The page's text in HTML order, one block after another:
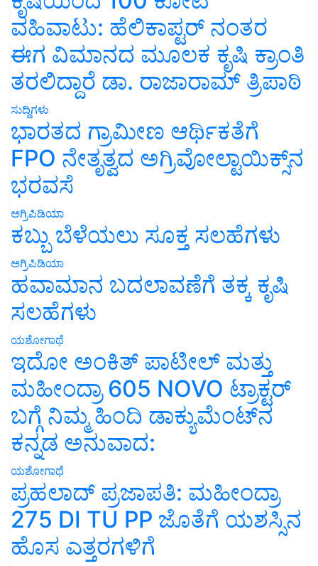
ವಹಿವಾಟು: ಹೆಲಿಕಾಪ್ಟರ್ ನಂತರ
ಈಗ ವಿಮಾನದ ಮೂಲಕ ಕೃಷಿ ಕ್ರಾಂತಿ
ತರಲಿದ್ದಾರೆ ಡಾ. ರಾಜಾರಾಮ್ ತ್ರಿಪಾಠಿ
ಸುದ್ದಿಗಳು
ಭಾರತದ ಗ್ರಾಮೀಣ ಆರ್ಥಿಕತೆಗೆ
FPO ನೇತೃತ್ವದ ಅಗ್ರಿವೋಲ್ಟಾಯಿಕ್ಸ್‌ನ
ಭರವಸೆ
ಅಗ್ರಿಪಿಡಿಯಾ
ಕಬ್ಬು ಬೆಳೆಯಲು ಸೂಕ್ತ ಸಲಹೆಗಳು
ಅಗ್ರಿಪಿಡಿಯಾ
ಹವಾಮಾನ ಬದಲಾವಣೆಗೆ ತಕ್ಕ ಕೃಷಿ
ಸಲಹೆಗಳು
ಯಶೋಗಾಥೆ
ಇದೋ ಅಂಕಿತ್ ಪಾಟೀಲ್ ಮತ್ತು
ಮಹೀಂದ್ರಾ 605 NOVO ಟ್ರಾಕ್ಟರ್
ಬಗ್ಗೆ ನಿಮ್ಮ ಹಿಂದಿ ಡಾಕ್ಯುಮೆಂಟ್‌ನ
ಕನ್ನಡ ಅನುವಾದ:
ಯಶೋಗಾಥೆ
ಪ್ರಹಲಾದ್ ಪ್ರಜಾಪತಿ: ಮಹೀಂದ್ರಾ
275 DI TU PP ಜೊತೆಗೆ ಯಶಸ್ಸಿನ
ಹೊಸ ಎತ್ತರಗಳಿಗೆ